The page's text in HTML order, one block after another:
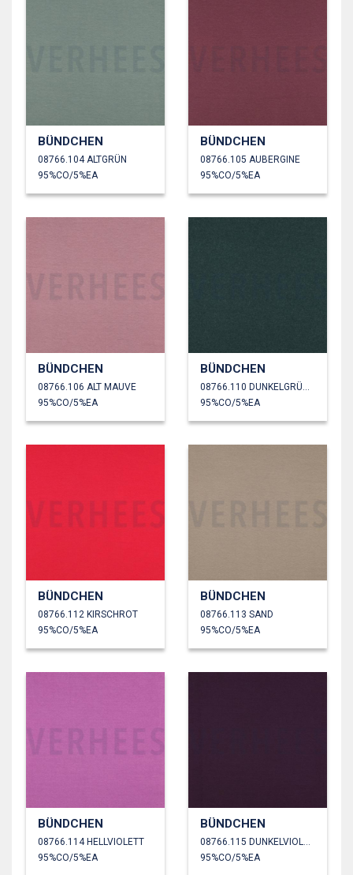
BÜNDCHEN
08766.104 ALTGRÜN
95%CO/5%EA
BÜNDCHEN
08766.105 AUBERGINE
95%CO/5%EA
BÜNDCHEN
08766.106 ALT MAUVE
95%CO/5%EA
BÜNDCHEN
95%CO/5%EA
BÜNDCHEN
08766.112 KIRSCHROT
95%CO/5%EA
BÜNDCHEN
08766.113 SAND
95%CO/5%EA
BÜNDCHEN
08766.114 HELLVIOLETT
95%CO/5%EA
BÜNDCHEN
95%CO/5%EA